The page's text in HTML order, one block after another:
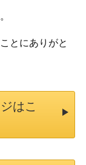
。
とにありがと
はこ